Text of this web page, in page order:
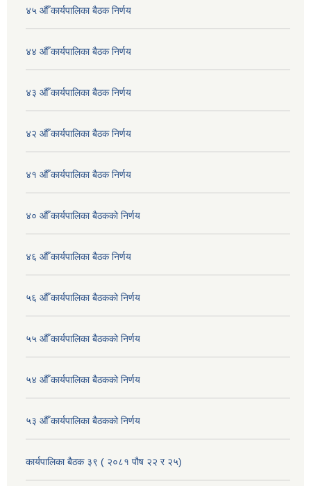
४५ औँ कार्यपालिका बैठक निर्णय
४४ औँ कार्यपालिका बैठक निर्णय
४३ औँ कार्यपालिका बैठक निर्णय
४२ औँ कार्यपालिका बैठक निर्णय
४१ औँ कार्यपालिका बैठक निर्णय
४० औँ कार्यपालिका बैठकको निर्णय
४६ औँ कार्यपालिका बैठक निर्णय
५६ औँ कार्यपालिका बैठकको निर्णय
५५ औँ कार्यपालिका बैठकको निर्णय
५४ औँ कार्यपालिका बैठकको निर्णय
५३ औँ कार्यपालिका बैठकको निर्णय
कार्यपालिका बैठक ३९ ( २०८१ पौष २२ र २५)